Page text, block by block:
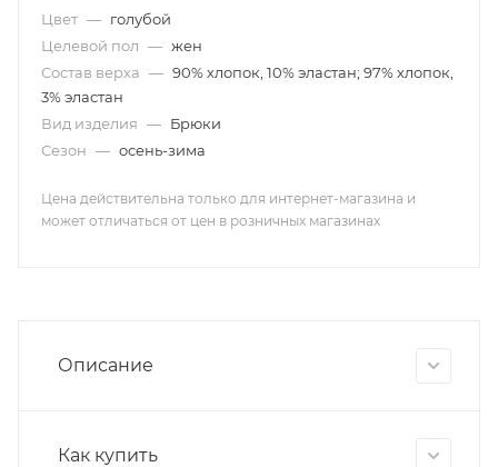
Цвет — голубой
Целевой пол — жен
Состав верха — 90% хлопок, 10% эластан; 97% хлопок,
3% эластан
Вид изделия — Брюки
Сезон — осень-зима
Цена действительна только для интернет-магазина и
может отличаться от цен в розничных магазинах
Описание
Как купить